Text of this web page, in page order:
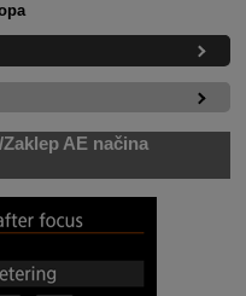
AE načina